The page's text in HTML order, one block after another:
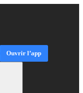
Ouvrir l’app